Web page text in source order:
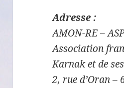
Adresse :
AMON-RE –
Association
Karnak et de
2, rue d’Oran –